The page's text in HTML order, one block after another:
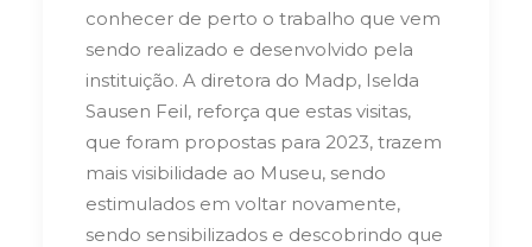
conhecer de perto o trabalho que vem
sendo realizado e desenvolvido pela
instituição. A diretora do Madp, Iselda
Sausen Feil, reforça que estas visitas,
que foram propostas para 2023, trazem
mais visibilidade ao Museu, sendo
estimulados em voltar novamente,
sendo sensibilizados e descobrindo que